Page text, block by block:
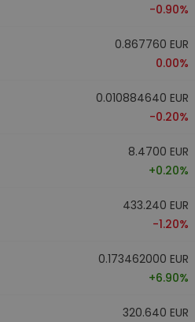
-0.90%
0.867760 EUR
0.00%
0.010884640 EUR
-0.20%
8.4700 EUR
+0.20%
433.240 EUR
-1.20%
0.173462000 EUR
+6.90%
320.640 EUR